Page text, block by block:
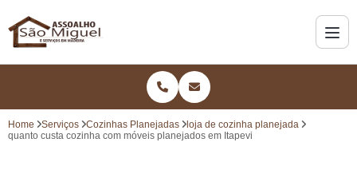
Home Serviços Cozinhas Planejadas
loja de cozinha planejada
quanto custa cozinha com móveis planejados em Itapevi